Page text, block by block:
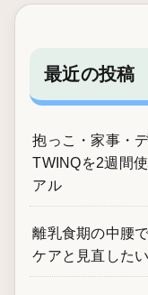
最近の投稿
抱っこ・家事・
TWINQを2週間
アル
離乳食期の中腰
ケアと見直した